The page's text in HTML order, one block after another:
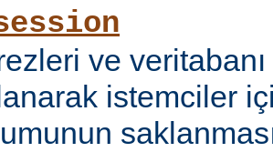
ve
istemciler